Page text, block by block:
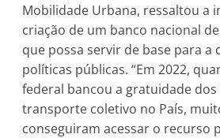
Mobilidade Urbana, ressaltou a
criação de um banco nacional
que possa servir de base para a
políticas públicas. “Em 2022,
federal bancou a gratuidade
transporte coletivo no País,
conseguiram acessar o recurso